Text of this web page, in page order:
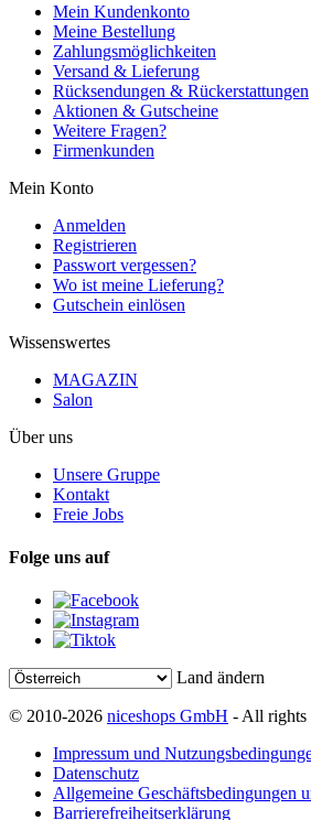
Mein Kundenkonto
Meine Bestellung
Zahlungsmöglichkeiten
Versand & Lieferung
Rücksendungen & Rückerstattungen
Aktionen & Gutscheine
Weitere Fragen?
Firmenkunden
Mein Konto
Anmelden
Registrieren
Passwort vergessen?
Wo ist meine Lieferung?
Gutschein einlösen
Wissenswertes
MAGAZIN
Salon
Über uns
Unsere Gruppe
Kontakt
Freie Jobs
Folge uns auf
Land ändern
© 2010-2026 niceshops GmbH - All rights
Impressum und
Datenschutz
Allgemeine Geschäftsbedingungen
Barrierefreiheitserklärung